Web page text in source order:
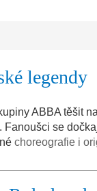
legendy
ABBA těšit
Fanoušci se
choreografie i